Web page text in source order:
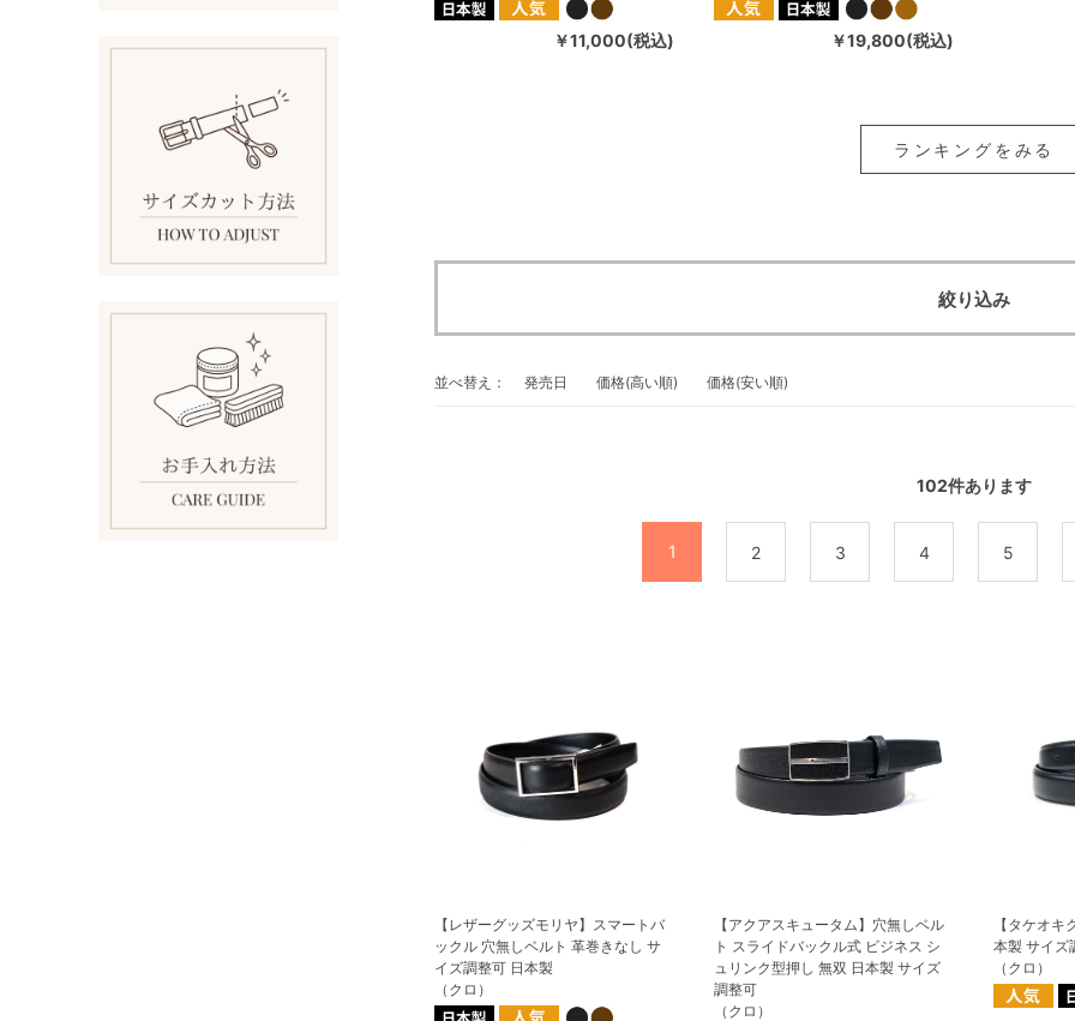
￥11,000(税込) ￥19,800(税込)
ランキングをみる
絞り込み
並べ替え： 発売日 価格(高い順) 価格(安い順)
102件あります
1 2 3 4 5
【レザーグッズモリヤ】スマートバ
ックル 穴無しベルト 革巻きなし サ
イズ調整可 日本製
（クロ）
【アクアスキュータム】穴無しベル
ト スライドバックル式 ビジネス シ
ュリンク型押し 無双 日本製 サイズ
調整可
（クロ）
【タケオキ
本製 サイズ
（クロ）